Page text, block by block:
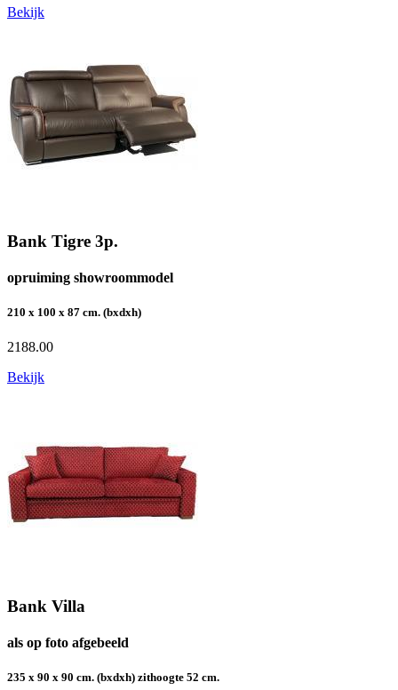
Bekijk
Bank Tigre 3p.
opruiming showroommodel
210 x 100 x 87 cm. (bxdxh)
2188.00
Bekijk
Bank Villa
als op foto afgebeeld
235 x 90 x 90 cm. (bxdxh) zithoogte 52 cm.